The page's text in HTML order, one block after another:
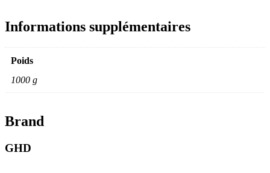
Informations supplémentaires
Poids
1000 g
Brand
GHD